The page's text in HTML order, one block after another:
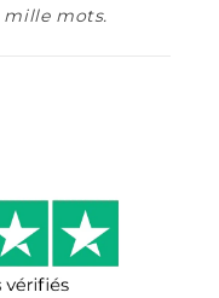
mille mots.